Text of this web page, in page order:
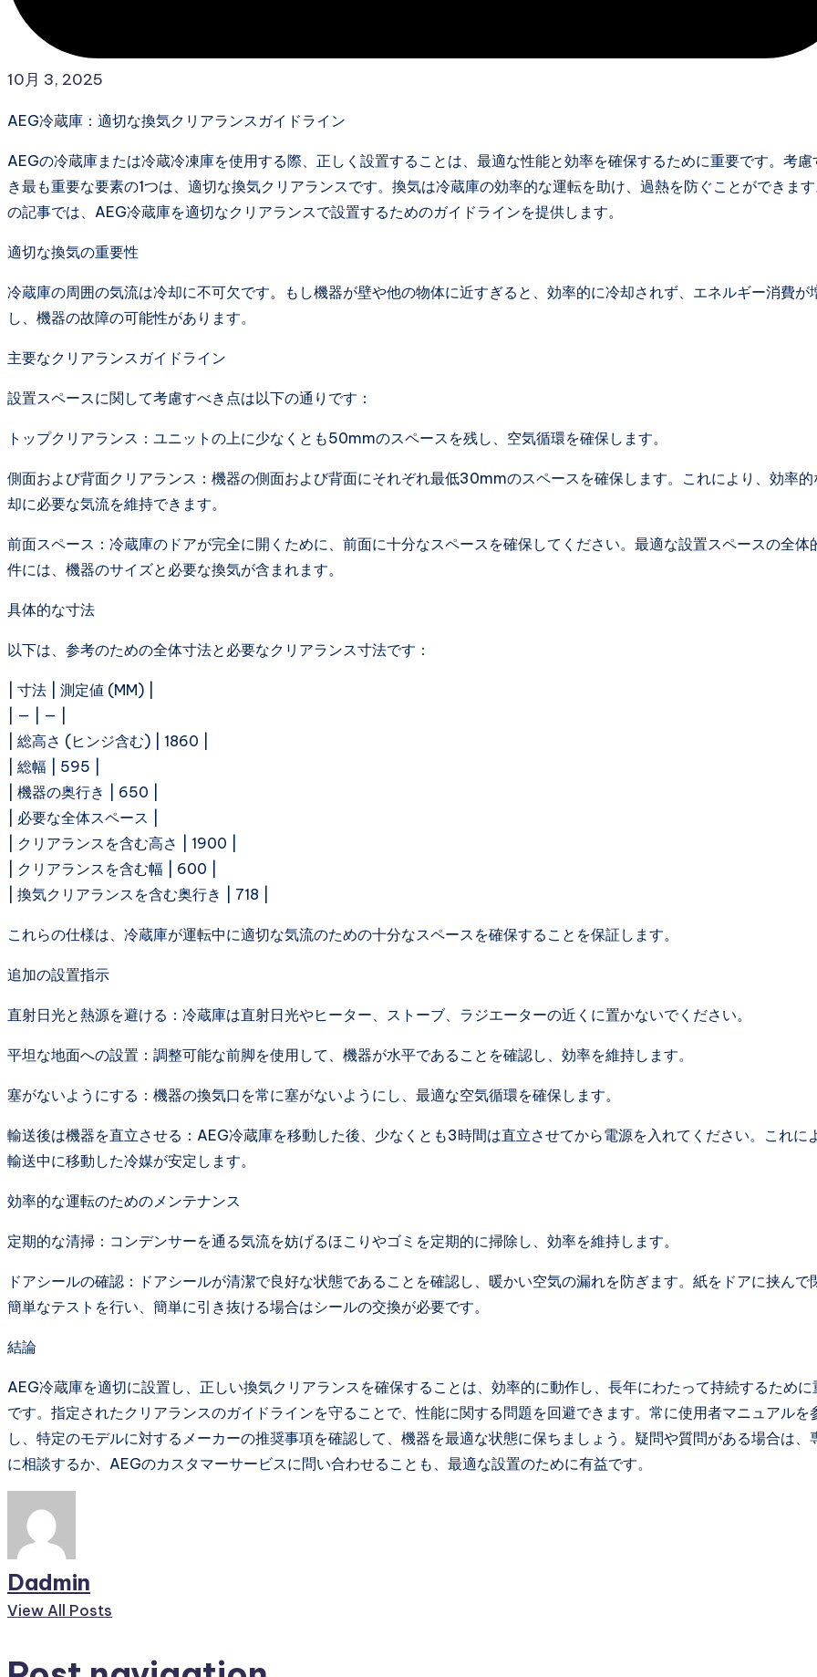
10月 3, 2025
AEG冷蔵庫：適切な換気クリアランスガイドライン
AEGの冷蔵庫または冷蔵冷凍庫を使用する際、正しく設置することは、最適な性能と効率を確保するために重要です。考慮
き最も重要な要素の1つは、適切な換気クリアランスです。換気は冷蔵庫の効率的な運転を助け、過熱を防ぐことができま
の記事では、AEG冷蔵庫を適切なクリアランスで設置するためのガイドラインを提供します。
適切な換気の重要性
冷蔵庫の周囲の気流は冷却に不可欠です。もし機器が壁や他の物体に近すぎると、効率的に冷却されず、エネルギー消費が
し、機器の故障の可能性があります。
主要なクリアランスガイドライン
設置スペースに関して考慮すべき点は以下の通りです：
トップクリアランス：ユニットの上に少なくとも50mmのスペースを残し、空気循環を確保します。
側面および背面クリアランス：機器の側面および背面にそれぞれ最低30mmのスペースを確保します。これにより、効率的
却に必要な気流を維持できます。
前面スペース：冷蔵庫のドアが完全に開くために、前面に十分なスペースを確保してください。最適な設置スペースの全体
件には、機器のサイズと必要な換気が含まれます。
具体的な寸法
以下は、参考のための全体寸法と必要なクリアランス寸法です：
| 寸法 | 測定値 (MM) |
| — | — |
| 総高さ (ヒンジ含む) | 1860 |
| 総幅 | 595 |
| 機器の奥行き | 650 |
| 必要な全体スペース |
| クリアランスを含む高さ | 1900 |
| クリアランスを含む幅 | 600 |
| 換気クリアランスを含む奥行き | 718 |
これらの仕様は、冷蔵庫が運転中に適切な気流のための十分なスペースを確保することを保証します。
追加の設置指示
直射日光と熱源を避ける：冷蔵庫は直射日光やヒーター、ストーブ、ラジエーターの近くに置かないでください。
平坦な地面への設置：調整可能な前脚を使用して、機器が水平であることを確認し、効率を維持します。
塞がないようにする：機器の換気口を常に塞がないようにし、最適な空気循環を確保します。
輸送後は機器を直立させる：AEG冷蔵庫を移動した後、少なくとも3時間は直立させてから電源を入れてください。これに
輸送中に移動した冷媒が安定します。
効率的な運転のためのメンテナンス
定期的な清掃：コンデンサーを通る気流を妨げるほこりやゴミを定期的に掃除し、効率を維持します。
ドアシールの確認：ドアシールが清潔で良好な状態であることを確認し、暖かい空気の漏れを防ぎます。紙をドアに挟んで
簡単なテストを行い、簡単に引き抜ける場合はシールの交換が必要です。
結論
AEG冷蔵庫を適切に設置し、正しい換気クリアランスを確保することは、効率的に動作し、長年にわたって持続するために
です。指定されたクリアランスのガイドラインを守ることで、性能に関する問題を回避できます。常に使用者マニュアルを
し、特定のモデルに対するメーカーの推奨事項を確認して、機器を最適な状態に保ちましょう。疑問や質問がある場合は、
に相談するか、AEGのカスタマーサービスに問い合わせることも、最適な設置のために有益です。
Dadmin
View All Posts